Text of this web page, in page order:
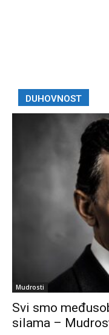
DUHOVNOST
Mudrosti
Svi smo
silama –